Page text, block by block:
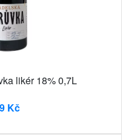
likér 18% 0,7L
Kč